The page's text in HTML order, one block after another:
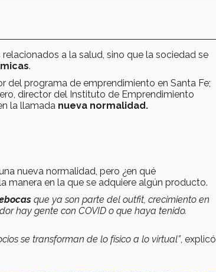
a la salud, sino que la sociedad se
.
del programa de emprendimiento en Santa Fe;
director del Instituto de Emprendimiento
la llamada nueva normalidad.
nueva normalidad, pero ¿en qué
manera en la que se adquiere algún producto.
que ya son parte del outfit, crecimiento en
hay gente con COVID o que haya tenido.
se transforman de lo físico a lo virtual”, explicó